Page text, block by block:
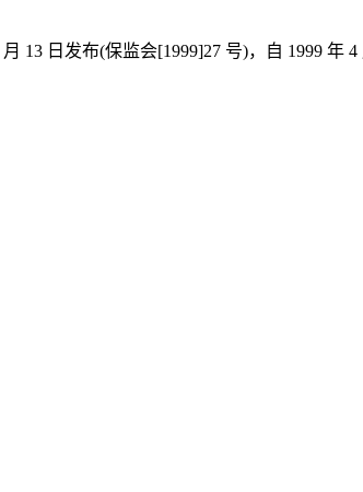
13 日发布(保监会[1999]27 号)，自 1999